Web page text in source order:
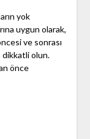
yok
uygun olarak,
ve sonrası
dikkatli olun.
önce